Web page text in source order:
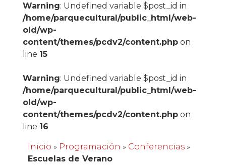
Warning: Undefined variable $post_id in
/home/parquecultural/public_html/web-
old/wp-
content/themes/pcdv2/content.phpon
line 15
Warning: Undefined variable $post_id in
/home/parquecultural/public_html/web-
old/wp-
content/themes/pcdv2/content.phpon
line 16
Inicio » Programación » Conferencias»
Escuelas de Verano